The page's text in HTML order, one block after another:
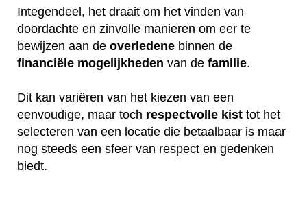
Integendeel, het draait om het vinden van
doordachte en zinvolle manieren om eer te
bewijzen aan de overledene binnen de
financiële mogelijkheden van de familie.
Dit kan variëren van het kiezen van een
eenvoudige, maar toch respectvolle kist tot het
selecteren van een locatie die betaalbaar is maar
nog steeds een sfeer van respect en gedenken
biedt.